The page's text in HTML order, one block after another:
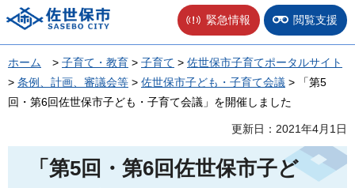
佐世保市 緊急情報 閲覧支援
ホーム > 子育て・教育 > 子育て > 佐世保市子育てポータルサイト
> 条例、計画、審議会等 > 佐世保市子ども・子育て会議 > 「第5
回・第6回佐世保市子ども・子育て会議」を開催しました
更新日：2021年4月1日
「第5回・第6回佐世保市子ど